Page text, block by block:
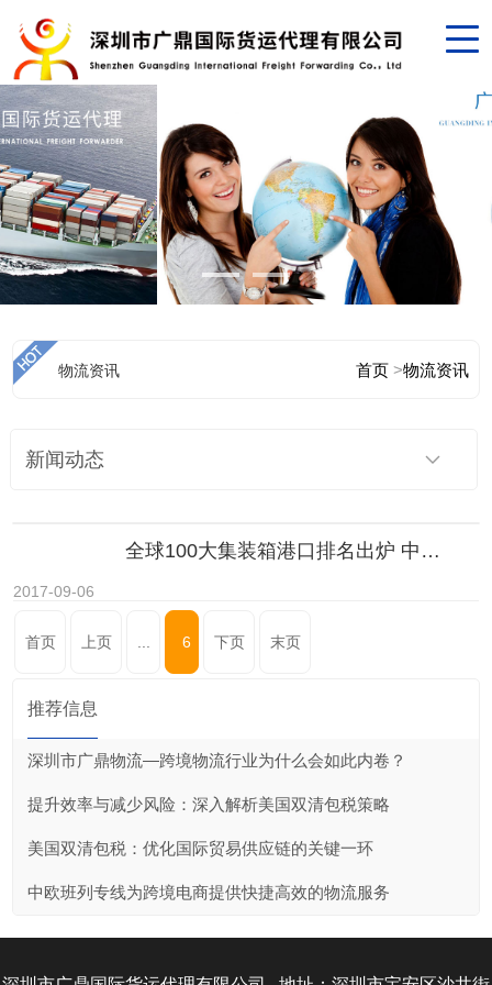
物流资讯 首页 >物流资讯
新闻动态
全球100大集装箱港口排名出炉 中国20大港口上榜
2017-09-06
首页 上页 6 下页 末页
推荐信息
深圳市广鼎物流—跨境物流行业为什么会如此内卷？
提升效率与减少风险：深入解析美国双清包税策略
美国双清包税：优化国际贸易供应链的关键一环
中欧班列专线为跨境电商提供快捷高效的物流服务